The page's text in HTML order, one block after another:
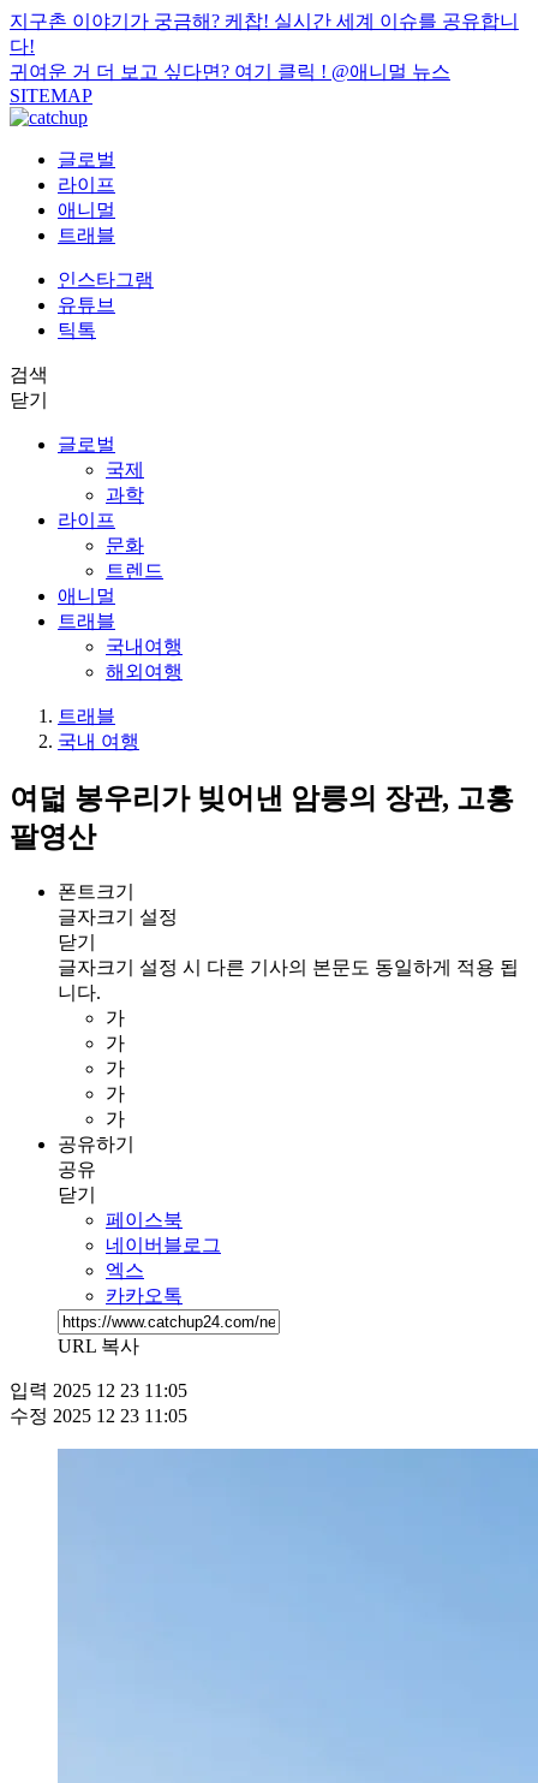
지구촌 이야기가 궁금해? 케찹! 실시간 세계 이슈를 공유합니
다!
귀여운 거 더 보고 싶다면? 여기 클릭 ! @애니멀 뉴스
SITEMAP
글로벌
라이프
애니멀
트래블
인스타그램
유튜브
틱톡
검색
닫기
글로벌
국제
과학
라이프
문화
트렌드
애니멀
트래블
국내여행
해외여행
트래블
국내 여행
여덟 봉우리가 빚어낸 암릉의 장관, 고흥
팔영산
폰트크기
글자크기 설정
닫기
글자크기 설정 시 다른 기사의 본문도 동일하게 적용 됩
니다.
가
가
가
가
가
공유하기
공유
닫기
페이스북
네이버블로그
엑스
카카오톡
URL 복사
입력 2025 12 23 11:05
수정 2025 12 23 11:05